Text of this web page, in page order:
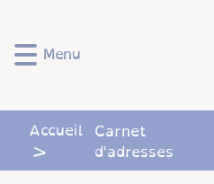
rapide
au
rapide
au
principal
rapide
recherche
rapide
au
de
page
Menu
Accueil Carnet
d'adresses